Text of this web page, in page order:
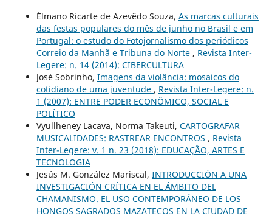
Élmano Ricarte de Azevêdo Souza, As marcas culturais
das festas populares do mês de junho no Brasil e em
Portugal: o estudo do Fotojornalismo dos periódicos
Correio da Manhã e Tribuna do Norte , Revista Inter-
Legere: n. 14 (2014): CIBERCULTURA
José Sobrinho, Imagens da violância: mosaicos do
cotidiano de uma juventude , Revista Inter-Legere: n.
1 (2007): ENTRE PODER ECONÔMICO, SOCIAL E
POLÍTICO
Vyullheney Lacava, Norma Takeuti, CARTOGRAFAR
MUSICALIDADES: RASTREAR ENCONTROS , Revista
Inter-Legere: v. 1 n. 23 (2018): EDUCAÇÃO, ARTES E
TECNOLOGIA
Jesús M. González Mariscal, INTRODUCCIÓN A UNA
INVESTIGACIÓN CRÍTICA EN EL ÁMBITO DEL
CHAMANISMO. EL USO CONTEMPORÁNEO DE LOS
HONGOS SAGRADOS MAZATECOS EN LA CIUDAD DE